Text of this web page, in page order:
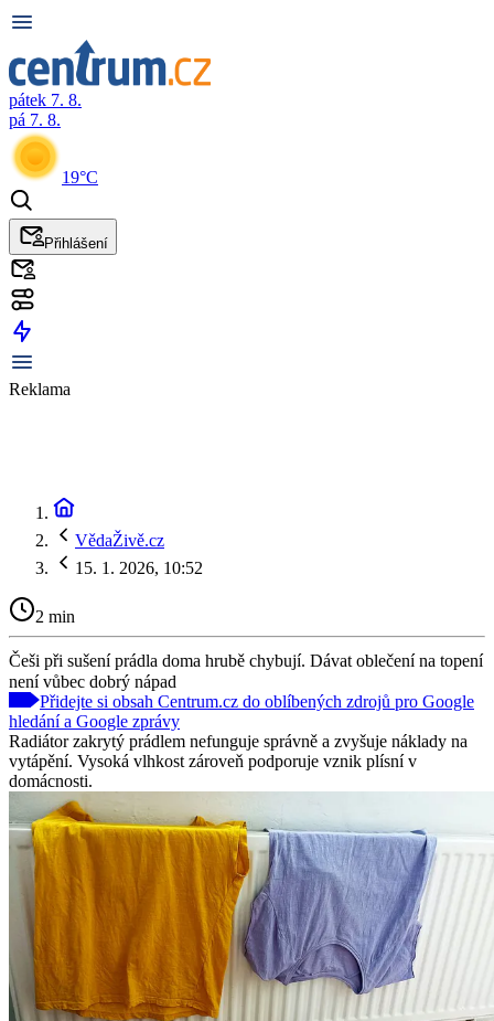
pátek 7. 8.
pá 7. 8.
19°C
Přihlášení
Reklama
VědaŽivě.cz
15. 1. 2026, 10:52
2 min
Češi při sušení prádla doma hrubě chybují. Dávat oblečení na topení
není vůbec dobrý nápad
Přidejte si obsah Centrum.cz do oblíbených zdrojů pro Google
hledání a Google zprávy
Radiátor zakrytý prádlem nefunguje správně a zvyšuje náklady na
vytápění. Vysoká vlhkost zároveň podporuje vznik plísní v
domácnosti.